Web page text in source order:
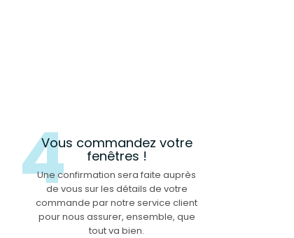
4
Vous commandez votre
fenêtres !
Une confirmation sera faite auprès
de vous sur les détails de votre
commande par notre service client
pour nous assurer, ensemble, que
tout va bien.